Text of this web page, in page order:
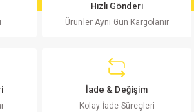
veya görüntülenemiyor.
olmalı.
Hızlı Gönderi
Ürünler Aynı Gün Kargolanır
İade & Değişim
Kolay İade Süreçleri